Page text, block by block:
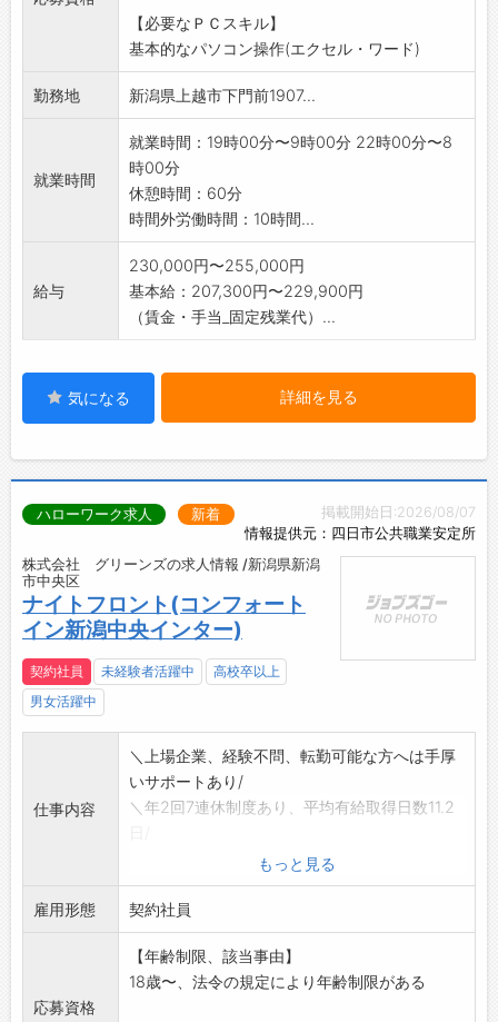
変更範囲:変更あり(会社の定める業務)
【必要なＰＣスキル】
基本的なパソコン操作(エクセル・ワード)
勤務地 新潟県上越市下門前1907...
就業時間
就業時間：19時00分〜9時00分 22時00分〜8
時00分
休憩時間：60分
時間外労働時間：10時間...
給与
230,000円〜255,000円
基本給：207,300円〜229,900円
（賃金・手当_固定残業代）...
気になる 詳細を見る
掲載開始日:2026/08/07
情報提供元：四日市公共職業安定所
ハローワーク求人 新着
株式会社 グリーンズの求人情報 /新潟県新潟
市中央区
ナイトフロント(コンフォート
イン新潟中央インター)
契約社員 未経験者活躍中
高校卒以上
男女活躍中
仕事内容
＼上場企業、経験不問、転勤可能な方へは手厚
いサポートあり/
＼年2回7連休制度あり、平均有給取得日数11.2
・チェックイン、チェックアウト対応
・予約受付、管理(PC操作有:Excel・Word)
・電話応対、精算業務、施設巡回、翌日の営業
準備 など
※日中勤務と比べてお客様の出入りが少ないの
でマイペースに
もっと見る
雇用形態 契約社員
応募資格
【年齢制限、該当事由】
18歳〜、法令の規定により年齢制限がある